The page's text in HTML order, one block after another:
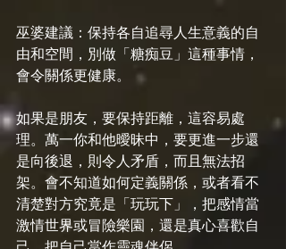
巫婆建議：保持各自追尋人生意義的自
由和空間，別做「糖痴豆」這種事情，
會令關係更健康。
如果是朋友，要保持距離，這容易處
理。萬一你和他曖昧中，要更進一步還
是向後退，則令人矛盾，而且無法招
架。會不知道如何定義關係，或者看不
清楚對方究竟是「玩玩下」，把感情當
激情世界或冒險樂園，還是真心喜歡自